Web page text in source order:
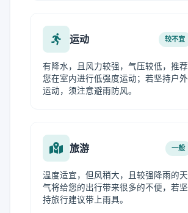
运动 较不宜
有降水，且风力较强，气压较低，推荐
您在室内进行低强度运动；若坚持户外
运动，须注意避雨防风。
旅游 一般
温度适宜，但风稍大，且较强降雨的天
气将给您的出行带来很多的不便，若坚
持旅行建议带上雨具。